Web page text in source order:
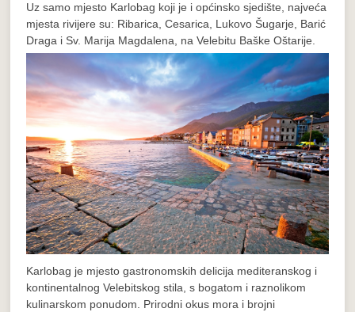
Uz samo mjesto Karlobag koji je i općinsko sjedište, najveća
mjesta rivijere su: Ribarica, Cesarica, Lukovo Šugarje, Barić
Draga i Sv. Marija Magdalena, na Velebitu Baške Oštarije.
Karlobag je mjesto gastronomskih delicija mediteranskog i
kontinentalnog Velebitskog stila, s bogatom i raznolikom
kulinarskom ponudom. Prirodni okus mora i brojni